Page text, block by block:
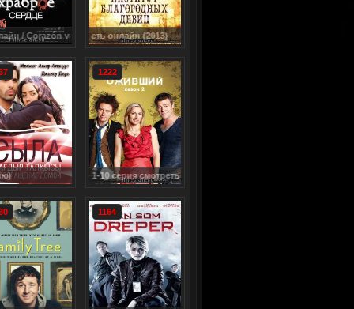
онлайн (2013)
Сыла. Возвращение домой / Sıla dizisi (2006) Турция (с 1 по 159 серию)
1222
1-10 серия смотреть онлайн / Spirited
1164